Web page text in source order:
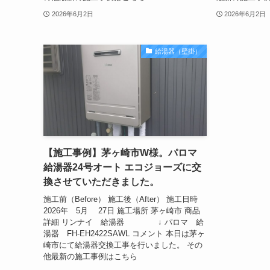
2026年6月2日 2026年6月2日
給湯器（壁掛）
【施工事例】茅ヶ崎市W様。パロマ
給湯器24号オート エコジョーズに交
換させていただきました。
施工前（Before） 施工後（After） 施工日時
2026年 5月 27日 施工場所 茅ヶ崎市 商品
詳細 リンナイ 給湯器 ↓ パロマ 給
湯器 FH-EH2422SAWL コメント 本日は茅ヶ
崎市にて給湯器交換工事を行いました。 その
他最新の施工事例はこちら